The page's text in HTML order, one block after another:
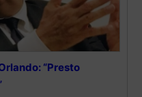
“Presto